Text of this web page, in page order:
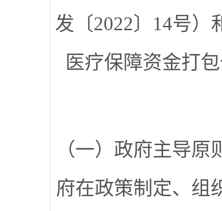
发〔2022〕14号
医疗保障资金打
（一）政府主导
府在政策制定、组